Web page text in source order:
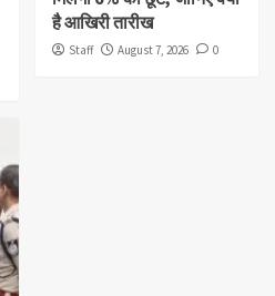
है आखिरी तारीख
Staff August 7, 2026 0